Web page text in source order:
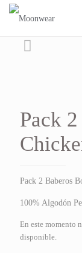
Pack
Pack 2 Baberos
100% Algodón
En este momento
disponible.